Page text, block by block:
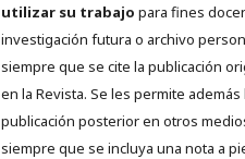
utilizar su trabajo para fines
investigación futura o archivo
siempre que se cite la publicación
en la Revista. Se les permite además
publicación posterior en otros
siempre que se incluya una nota a